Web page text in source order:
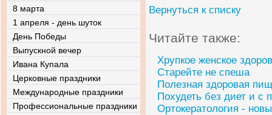
Вернуться к списку
Читайте также:
Хрупкое женское
Старейте не спеша
Полезная здоровая
Похудеть без диет и с
Ортокератология -
8 марта
1 апреля - день шуток
День Победы
Выпускной вечер
Ивана Купала
Церковные праздники
Международные праздники
Профессиональные праздники